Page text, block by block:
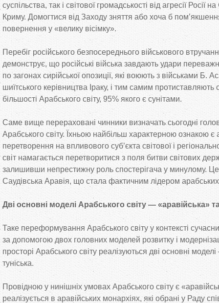
суспільства, так і світової громадськості від агресії Росії
Криму. Домогтися від Заходу зняття або хоча б
повернення у «велику вісімку».
Перебіг російського безпосереднього військового
демонструє, що російські війська завдають удари
по загонах сирійської опозиції, які воюють з військами Б.
шиїтського керівництва Іраку, і тим самим протиставляють
більшості Арабського світу, 95% якого є сунітами.
Саме вище перераховані чинники визначать сьогодні
Арабського світу. Їхньою найбільш характерною ознакою є
перетворення на впливового суб’єкта світової і
світ намагається перетворитися з поля битви світових
залишивши непрестижну роль спостерігача у минулому.
Саудівська Аравія, що стала фактичним лідером
Дві основні моделі Арабського світу — «аравійська»
Таке переформування Арабського світу у контексті
за допомогою двох головних моделей розвитку і
просторі Арабського світу реалізуються дві основні
туніська.
Провідною у нинішніх умовах Арабського світу є
реалізується в аравійських монархіях, які обрані у Раду